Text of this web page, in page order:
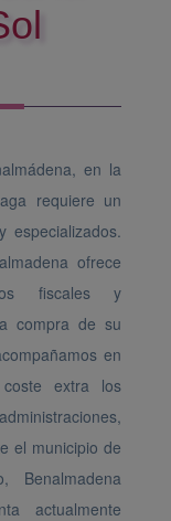
en la
requiere un
especializados.
ofrece
fiscales y
compra de su
en
extra los
el municipio de
Benalmadena
actualmente